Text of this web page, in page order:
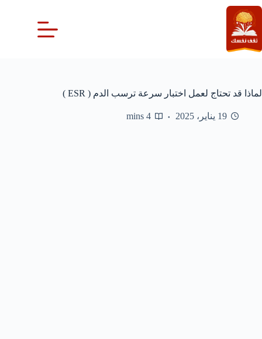
التجاوز
إلى
المحتوى
لماذا قد تحتاج لعمل اختبار سرعة ترسب الدم ( ESR )
19 يناير، 2025 4 mins